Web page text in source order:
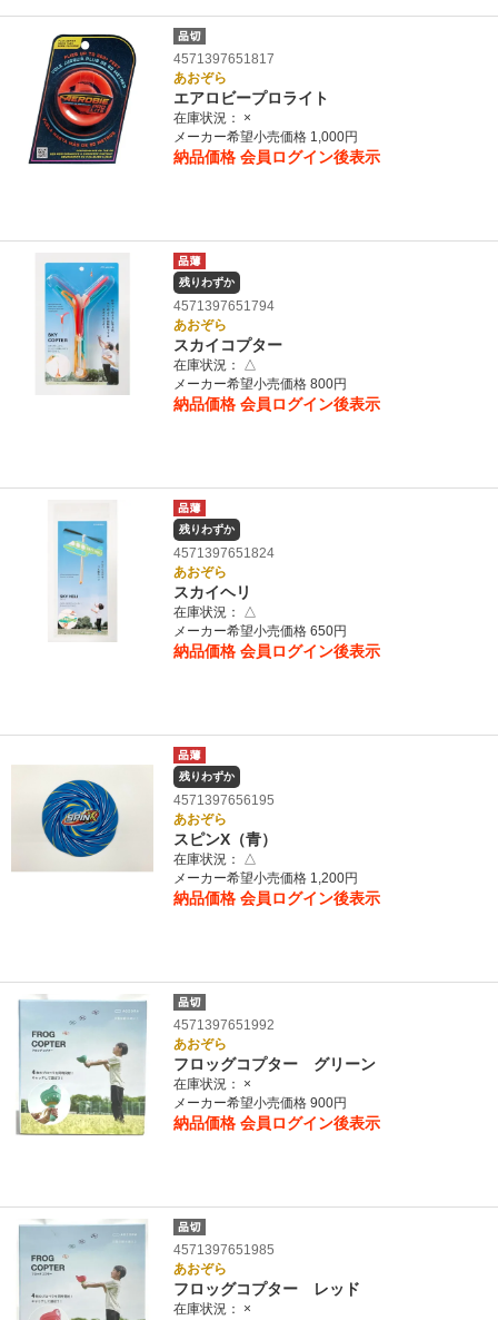
4571397651817
あおぞら
エアロビープロライト
在庫状況：
×
メーカー希望小売価格 1,000円
納品価格 会員ログイン後表示
残りわずか
4571397651794
あおぞら
スカイコプター
在庫状況：
△
メーカー希望小売価格 800円
納品価格 会員ログイン後表示
残りわずか
4571397651824
あおぞら
スカイヘリ
在庫状況：
△
メーカー希望小売価格 650円
納品価格 会員ログイン後表示
残りわずか
4571397656195
あおぞら
スピンX（青）
在庫状況：
△
メーカー希望小売価格 1,200円
納品価格 会員ログイン後表示
4571397651992
あおぞら
フロッグコプター グリーン
在庫状況：
×
メーカー希望小売価格 900円
納品価格 会員ログイン後表示
4571397651985
あおぞら
フロッグコプター レッド
在庫状況： ×